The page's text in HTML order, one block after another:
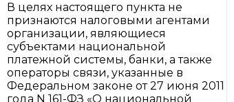
В целях настоящего пункта не
признаются налоговыми агентами
организации, являющиеся
субъектами национальной
платежной системы, банки, а также
операторы связи, указанные в
Федеральном законе от 27 июня 2011
года N 161-ФЗ «О национальной